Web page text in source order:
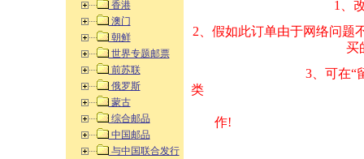
香港
澳门
朝鲜
世界专题邮票
前苏联
俄罗斯
蒙古
综合邮品
中国邮品
与中国联合发行
1、改变商品数量
2、假如此订单由
买的邮品的“
3、可在“
类 方式告之
作!